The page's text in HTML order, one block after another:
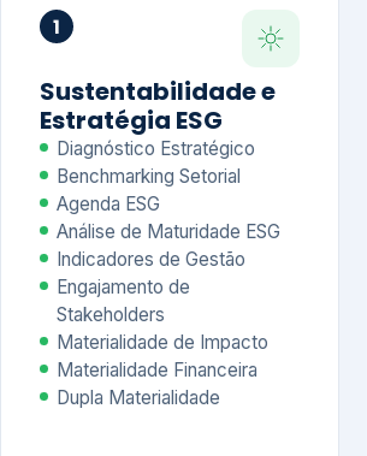
1
Sustentabilidade e
Estratégia ESG
Diagnóstico Estratégico
Benchmarking Setorial
Agenda ESG
Análise de Maturidade ESG
Indicadores de Gestão
Engajamento de
Stakeholders
Materialidade de Impacto
Materialidade Financeira
Dupla Materialidade